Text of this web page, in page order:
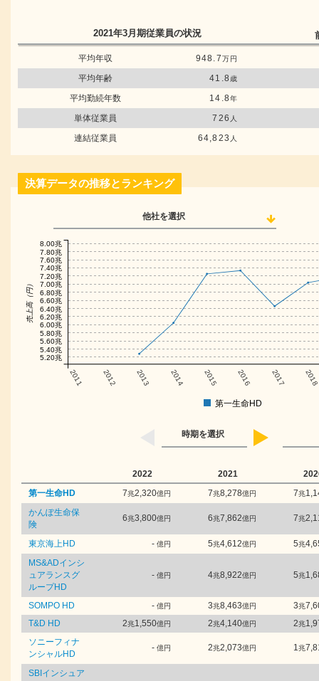
2021年3月期従業員の状況
平均年収 948.7万円
平均年齢 41.8 歳
平均勤続年数 14.8年
単体従業員 726 人
連結従業員 64,823 人
決算データの推移とランキング
他社を選択
2011 2012 2013 2014 2015 2016 2017 2018
売上高（円）
5.20兆
5.40兆
5.60兆
5.80兆
6.00兆
6.20兆
6.40兆
6.60兆
6.80兆
7.00兆
7.20兆
7.40兆
7.60兆
7.80兆
8.00兆
第一生命HD
時期を選択
2022 2021
第一生命HD
7兆2,320億円 7兆8,278億円 7兆
かんぽ生命保
険
6兆3,800億円 6兆7,862億円 7兆
東京海上HD - 億円 5兆4,612億円 5兆
MS&ADインシ
ュアランスグ
ループHD
- 億円 4兆8,922億円 5兆
SOMPO HD - 億円 3兆8,463億円 3兆
T&D HD
2兆1,550億円 2兆4,140億円 2兆
ソニーフィナ
ンシャルHD
- 億円 2兆2,073億円 1兆
SBIインシュア